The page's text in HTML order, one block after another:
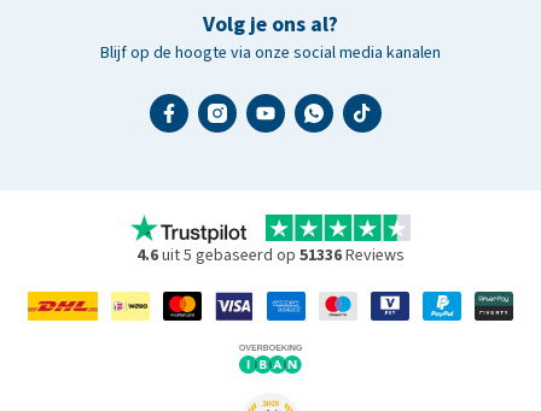
Volg je ons al?
Blijf op de hoogte via onze social media kanalen
4.6uit 5 gebaseerd op 51336Reviews